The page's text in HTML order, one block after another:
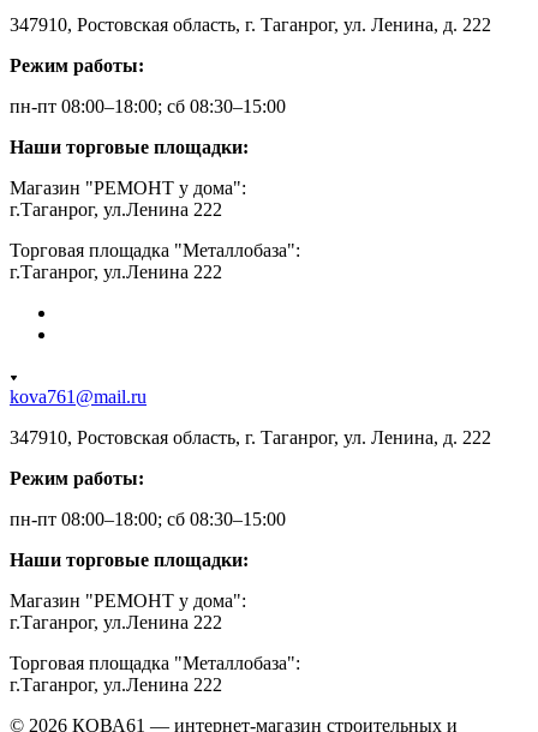
347910, Ростовская область, г. Таганрог, ул. Ленина, д. 222
Режим работы:
пн-пт 08:00–18:00; сб 08:30–15:00
Наши торговые площадки:
Магазин "РЕМОНТ у дома":
г.Таганрог, ул.Ленина 222
Торговая площадка "Металлобаза":
г.Таганрог, ул.Ленина 222
kova761@mail.ru
347910, Ростовская область, г. Таганрог, ул. Ленина, д. 222
Режим работы:
пн-пт 08:00–18:00; сб 08:30–15:00
Наши торговые площадки:
Магазин "РЕМОНТ у дома":
г.Таганрог, ул.Ленина 222
Торговая площадка "Металлобаза":
г.Таганрог, ул.Ленина 222
© 2026 КОВА61 — интернет-магазин строительных и